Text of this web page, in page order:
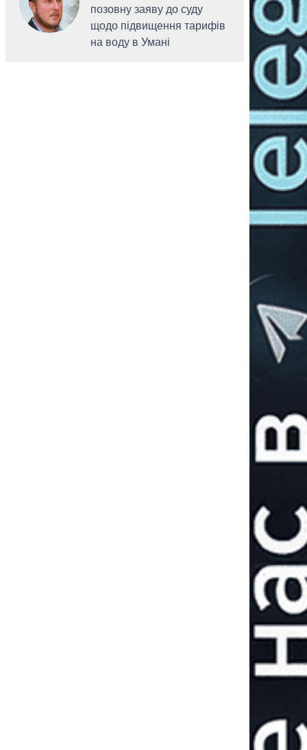
позовну заяву до суду
щодо підвищення тарифів
на воду в Умані